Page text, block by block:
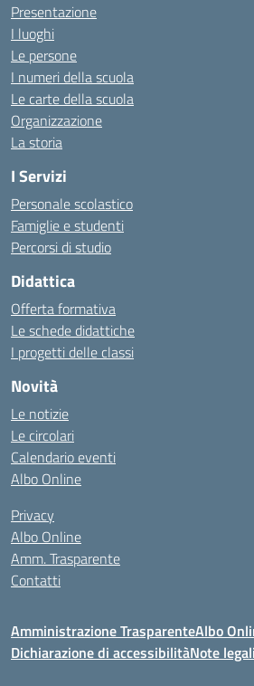
Presentazione
I luoghi
Le persone
I numeri della scuola
Le carte della scuola
Organizzazione
La storia
I Servizi
Personale scolastico
Famiglie e studenti
Percorsi di studio
Didattica
Offerta formativa
Le schede didattiche
I progetti delle classi
Novità
Le notizie
Le circolari
Calendario eventi
Albo Online
Privacy
Albo Online
Amm. Trasparente
Contatti
Amministrazione TrasparenteAlbo
Dichiarazione di accessibilitàNote legali